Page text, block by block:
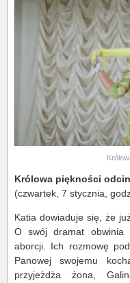
Królowa piękności
(czwartek, 7 stycznia,
Katia dowiaduje się, że
O swój dramat obwinia
aborcji. Ich rozmowę
Panowej swojemu
przyjeżdża żona,